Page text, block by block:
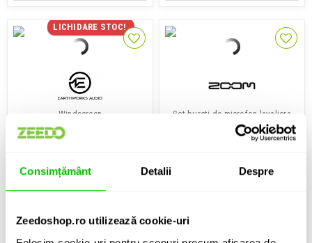
Consimțământ Detalii Despre
Zeedoshop.ro utilizează cookie-uri
LICHIDARE STOC!
Windscreen
Earthworks Audio BFR
185 Lei
Set bureti de microfon lavaliera
Zoom WSL-1
43 Lei